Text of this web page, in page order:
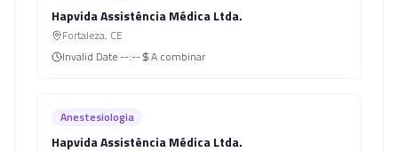
Hapvida Assistência Médica Ltda.
Fortaleza, CE
Invalid Date --:-- A combinar
Anestesiologia
Hapvida Assistência Médica Ltda.